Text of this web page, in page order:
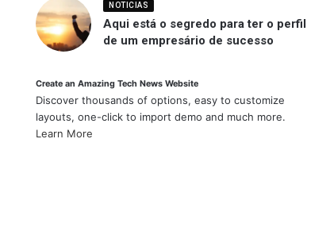
NOTICIAS
Aqui está o segredo para ter o perfil
de um empresário de sucesso
Create an Amazing Tech News Website
Discover thousands of options, easy to customize
layouts, one-click to import demo and much more.
Learn More